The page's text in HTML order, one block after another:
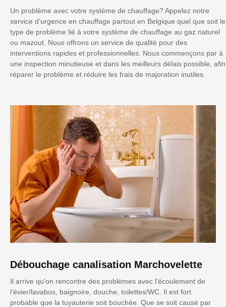
Un problème avec votre système de chauffage? Appelez notre
service d’urgence en chauffage partout en Belgique quel que soit le
type de problème lié à votre système de chauffage au gaz naturel
ou mazout. Nous offrons un service de qualité pour des
interventions rapides et professionnelles. Nous commençons par à
une inspection minutieuse et dans les meilleurs délais possible, afin
réparer le problème et réduire les frais de majoration inutiles.
Débouchage canalisation Marchovelette
Il arrive qu'on rencontre des problèmes avec l’écoulement de
l’évier/lavabos, baignoire, douche, toilettes/WC. Il est fort
probable que la tuyauterie soit bouchée. Que se soit causé par